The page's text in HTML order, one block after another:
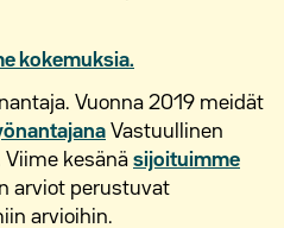
kokemuksia.
Vuonna 2019 meidät
Vastuullinen
kesänä sijoituimme
arviot perustuvat
arvioihin.